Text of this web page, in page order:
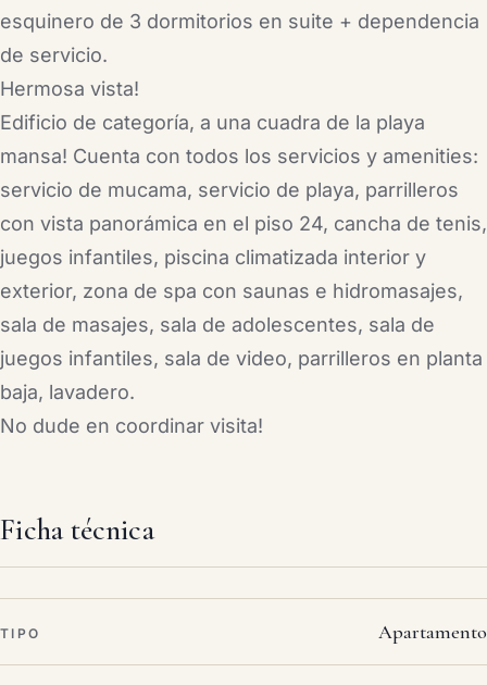
esquinero de 3 dormitorios en suite + dependencia
de servicio.
Hermosa vista!
Edificio de categoría, a una cuadra de la playa
mansa! Cuenta con todos los servicios y amenities:
servicio de mucama, servicio de playa, parrilleros
con vista panorámica en el piso 24, cancha de tenis,
juegos infantiles, piscina climatizada interior y
exterior, zona de spa con saunas e hidromasajes,
sala de masajes, sala de adolescentes, sala de
juegos infantiles, sala de video, parrilleros en planta
baja, lavadero.
No dude en coordinar visita!
Ficha técnica
TIPO Apartamento